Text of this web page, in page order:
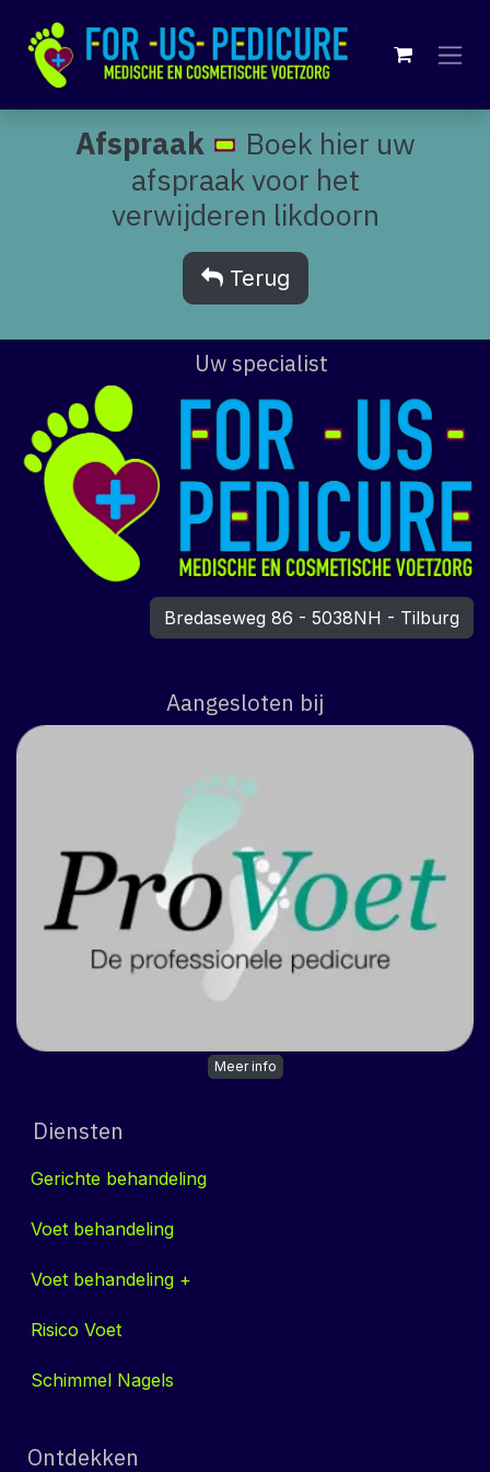
Afspraak
Boek hier uw
afspraak voor het
verwijderen likdoorn
Terug
Uw specialist
Bredaseweg 86 - 5038NH - Tilburg
Aangesloten bij
Meer info
Diensten
Gerichte behandeling
Voet behandeling
Voet behandeling +
Risico Voet
Schimmel Nag​​els
Ontdekken